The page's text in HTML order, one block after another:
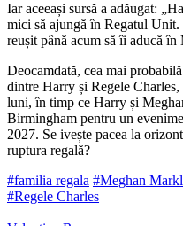
Iar aceeași sursă a adăugat:
mici să ajungă în Regatul
reușit până acum să îi aducă în
Deocamdată, cea mai
dintre Harry și Regele
luni, în timp ce Harry și
Birmingham pentru un
2027. Se ivește pacea la
ruptura regală?
#familia regala #Meghan
#Regele Charles